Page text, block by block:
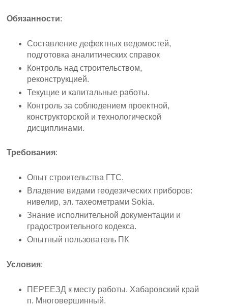
Обязанности:
Составление дефектных ведомостей,
подготовка аналитических справок
Контроль над строительством,
реконструкцией.
Текущие и капитальные работы.
Контроль за соблюдением проектной,
конструкторской и технологической
дисциплинами.
Требования:
Опыт строительства ГТС.
Владение видами геодезических приборов:
нивелир, эл. тахеометрами Sokia.
Знание исполнительной документации и
градостроительного кодекса.
Опытный пользователь ПК
Условия:
ПЕРЕЕЗД к месту работы. Хабаровский край
п. Многовершинный.